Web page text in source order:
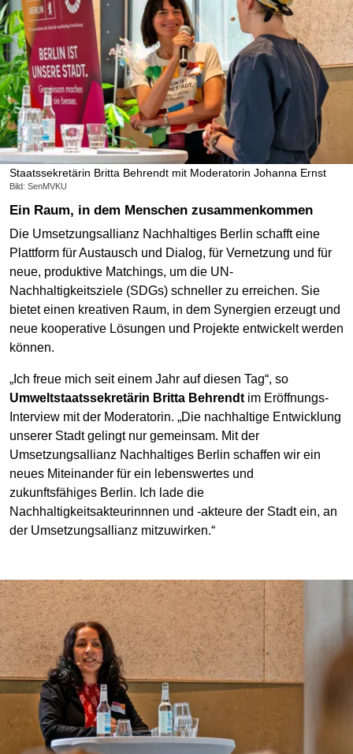
Staatssekretärin Britta Behrendt mit Moderatorin Johanna Ernst
Bild: SenMVKU
Ein Raum, in dem Menschen zusammenkommen
Die Umsetzungsallianz Nachhaltiges Berlin schafft eine
Plattform für Austausch und Dialog, für Vernetzung und für
neue, produktive Matchings, um die UN-
Nachhaltigkeitsziele (SDGs) schneller zu erreichen. Sie
bietet einen kreativen Raum, in dem Synergien erzeugt und
neue kooperative Lösungen und Projekte entwickelt werden
können.
„Ich freue mich seit einem Jahr auf diesen Tag“, so
Umweltstaatssekretärin Britta Behrendt im Eröffnungs-
Interview mit der Moderatorin. „Die nachhaltige Entwicklung
unserer Stadt gelingt nur gemeinsam. Mit der
Umsetzungsallianz Nachhaltiges Berlin schaffen wir ein
neues Miteinander für ein lebenswertes und
zukunftsfähiges Berlin. Ich lade die
Nachhaltigkeitsakteurinnnen und -akteure der Stadt ein, an
der Umsetzungsallianz mitzuwirken.“